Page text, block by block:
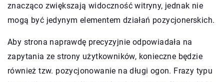
znacząco zwiększają widoczność witryny, jednak nie
mogą być jedynym elementem działań pozycjonerskich.
Aby strona naprawdę precyzyjnie odpowiadała na
zapytania ze strony użytkowników, konieczne będzie
również tzw. pozycjonowanie na długi ogon. Frazy typu